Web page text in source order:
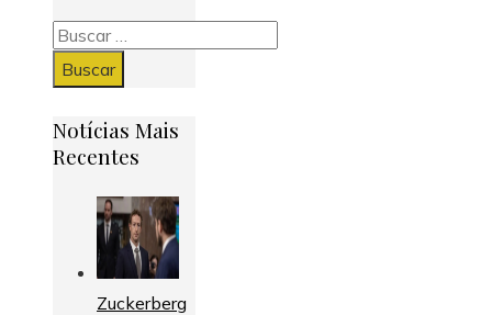
Buscar:
Notícias Mais
Recentes
Zuckerberg